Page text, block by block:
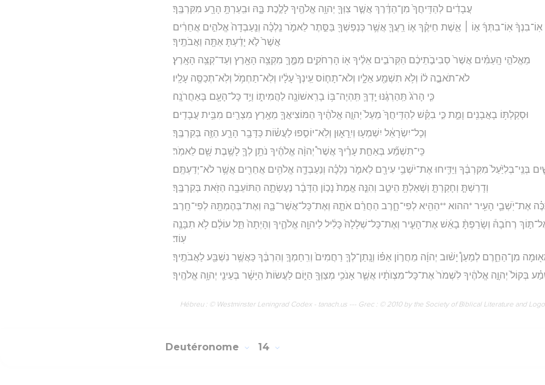
עֲבָדִ֔ים לְהַדִּֽיחֲךָ֙ מִן־הַדֶּ֔רֶךְ אֲשֶׁ֧ר צִוְּךָ֛ יְהוָ֥ה אֱלֹהֶ֖יךָ לָלֶ֣כֶת בָּ֑הּ וּבִֽעַרְתָּ֥ הָרָ֖ע מִקִּרְבֶּֽךָ׃
אֽוֹ־בִנְךָ֨ אֽוֹ־בִתְּךָ֜ א֣וֹ ׀ אֵ֣שֶׁת חֵיקֶ֗ךָ א֧וֹ רֵֽעֲךָ֛ אֲשֶׁ֥ר כְּנַפְשְׁךָ֖ בַּסֵּ֣תֶר לֵאמֹ֑ר נֵֽלְכָ֗ה וְנַֽעַבְדָה֙ אֱלֹהִ֣ים אֲחֵרִ֔ים
אֲשֶׁר֙ לֹ֣א יָדַ֔עְתָּ אַתָּ֖ה וַאֲבֹתֶֽיךָ׃
מֵאֱלֹהֵ֣י הָֽעַמִּ֗ים אֲשֶׁר֙ סְבִיבֹ֣תֵיכֶ֔ם הַקְּרֹבִ֣ים אֵלֶ֔יךָ א֖וֹ הָרְחֹקִ֣ים מִמֶּ֑ךָּ מִקְצֵ֥ה הָאָ֖רֶץ וְעַד־קְצֵ֥ה הָאָֽרֶץ׃
לֹא־תֹאבֶ֣ה ל֔וֹ וְלֹ֥א תִשְׁמַ֖ע אֵלָ֑יו וְלֹא־תָח֤וֹס עֵֽינְךָ֙ עָלָ֔יו וְלֹֽא־תַחְמֹ֥ל וְלֹֽא־תְכַסֶּ֖ה עָלָֽיו׃
כִּ֤י הָרֹג֙ תַּֽהַרְגֶ֔נּוּ יָֽדְךָ֛ תִּֽהְיֶה־בּ֥וֹ בָרִֽאשׁוֹנָ֖ה לַהֲמִית֑וֹ וְיַ֥ד כָּל־הָעָ֖ם בָּאַחֲרֹנָֽה׃
וּסְקַלְתּ֥וֹ בָאֲבָנִ֖ים וָמֵ֑ת כִּ֣י בִקֵּ֗שׁ לְהַדִּֽיחֲךָ֙ מֵעַל֙ יְהוָ֣ה אֱלֹהֶ֔יךָ הַמּוֹצִיאֲךָ֛ מֵאֶ֥רֶץ מִצְרַ֖יִם מִבֵּ֥ית עֲבָדִֽים׃
וְכָל־יִשְׂרָאֵ֔ל יִשְׁמְע֖וּ וְיִֽרָא֑וּן וְלֹֽא־יוֹסִ֣פוּ לַעֲשׂ֗וֹת כַּדָּבָ֥ר הָרָ֛ע הַזֶּ֖ה בְּקִרְבֶּֽךָ׃
כִּֽי־תִשְׁמַ֞ע בְּאַחַ֣ת עָרֶ֗יךָ אֲשֶׁר֩ יְהוָ֨ה אֱלֹהֶ֜יךָ נֹתֵ֥ן לְךָ֛ לָשֶׁ֥בֶת שָׁ֖ם לֵאמֹֽר׃
בְּנֵֽי־בְלִיַּ֙עַל֙ מִקִּרְבֶּ֔ךָ וַיַּדִּ֛יחוּ אֶת־יֹשְׁבֵ֥י עִירָ֖ם לֵאמֹ֑ר נֵלְכָ֗ה וְנַעַבְדָ֛ה אֱלֹהִ֥ים אֲחֵרִ֖ים אֲשֶׁ֥ר לֹא־יְדַעְתֶּֽם׃
וְדָרַשְׁתָּ֧ וְחָקַרְתָּ֧ וְשָׁאַלְתָּ֖ הֵיטֵ֑ב וְהִנֵּ֤ה אֱמֶת֙ נָכ֣וֹן הַדָּבָ֔ר נֶעֶשְׂתָ֛ה הַתּוֹעֵבָ֥ה הַזֹּ֖את בְּקִרְבֶּֽךָ׃
אֶת־יֹֽשְׁבֵ֛י הָעִ֥יר *ההוא **הַהִ֖יא לְפִי־חָ֑רֶב הַחֲרֵ֨ם אֹתָ֧הּ וְאֶת־כָּל־אֲשֶׁר־בָּ֛הּ וְאֶת־בְּהֶמְתָּ֖הּ לְפִי־חָֽרֶב׃
רְחֹבָהּ֒ וְשָׂרַפְתָּ֨ בָאֵ֜שׁ אֶת־הָעִ֤יר וְאֶת־כָּל־שְׁלָלָהּ֙ כָּלִ֔יל לַיהוָ֖ה אֱלֹהֶ֑יךָ וְהָיְתָה֙ תֵּ֣ל עוֹלָ֔ם לֹ֥א תִבָּנֶ֖ה
עֽוֹד׃
מִן־הַחֵ֑רֶם לְמַעַן֩ יָשׁ֨וּב יְהוָ֜ה מֵחֲר֣וֹן אַפּ֗וֹ וְנָֽתַן־לְךָ֤ רַחֲמִים֙ וְרִֽחַמְךָ֣ וְהִרְבֶּ֔ךָ כַּאֲשֶׁ֥ר נִשְׁבַּ֖ע לַאֲבֹתֶֽיךָ׃
בְּקוֹל֙ יְהוָ֣ה אֱלֹהֶ֔יךָ לִשְׁמֹר֙ אֶת־כָּל־מִצְוֺתָ֔יו אֲשֶׁ֛ר אָנֹכִ֥י מְצַוְּךָ֖ הַיּ֑וֹם לַעֲשׂוֹת֙ הַיָּשָׁ֔ר בְּעֵינֵ֖י יְהוָ֥ה אֱלֹהֶֽיךָ׃
Hébreu : © Westminster Leningrad Codex - tanach.us --- Grec : © 2010 by the Society of Biblical Literature and
Deutéronome 14